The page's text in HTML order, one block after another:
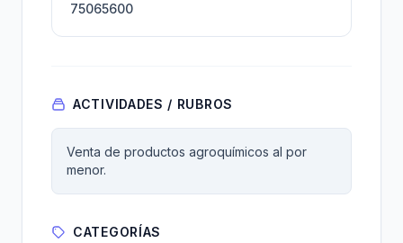
75065600
ACTIVIDADES / RUBROS
Venta de productos agroquímicos al por
menor.
CATEGORÍAS